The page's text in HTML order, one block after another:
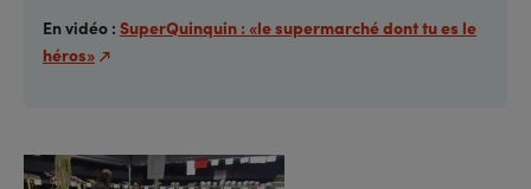
En vidéo : SuperQuinquin : «le supermarché dont tu es le
héros»